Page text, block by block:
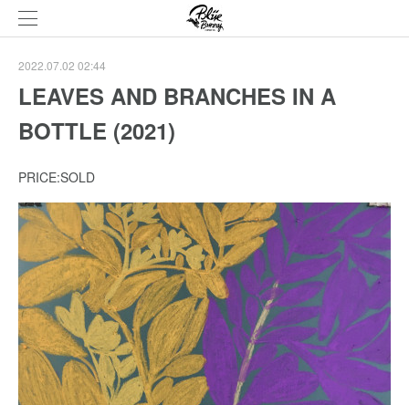
2022.07.02 02:44
LEAVES AND BRANCHES IN A
BOTTLE (2021)
PRICE:SOLD